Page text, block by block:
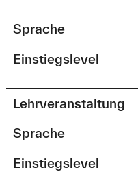
Sprache
Einstiegslevel
Lehrveranstaltung
Sprache
Einstiegslevel